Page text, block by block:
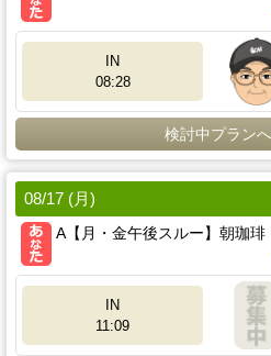
IN
08:28
検討中プラン
08/17 (月)
A【月・金午後スルー】朝珈琲
IN
11:09